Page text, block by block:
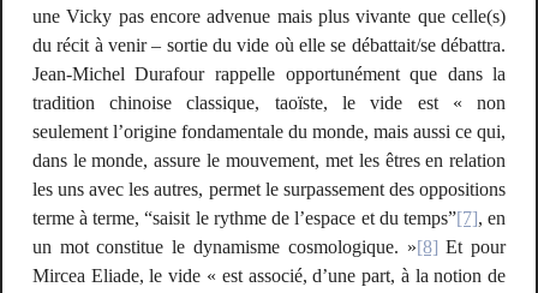
une Vicky pas encore advenue mais plus vivante que celle(s)
du récit à venir – sortie du vide où elle se débattait/se débattra.
Jean-Michel Durafour rappelle opportunément que dans la
tradition chinoise classique, taoïste, le vide est « non
seulement l’origine fondamentale du monde, mais aussi ce qui,
dans le monde, assure le mouvement, met les êtres en relation
les uns avec les autres, permet le surpassement des oppositions
terme à terme, “saisit le rythme de l’espace et du temps”[7], en
un motconstitue le dynamisme cosmologique. »[8] Et pour
Mircea Eliade, le vide « est associé, d’une part, à la notion de